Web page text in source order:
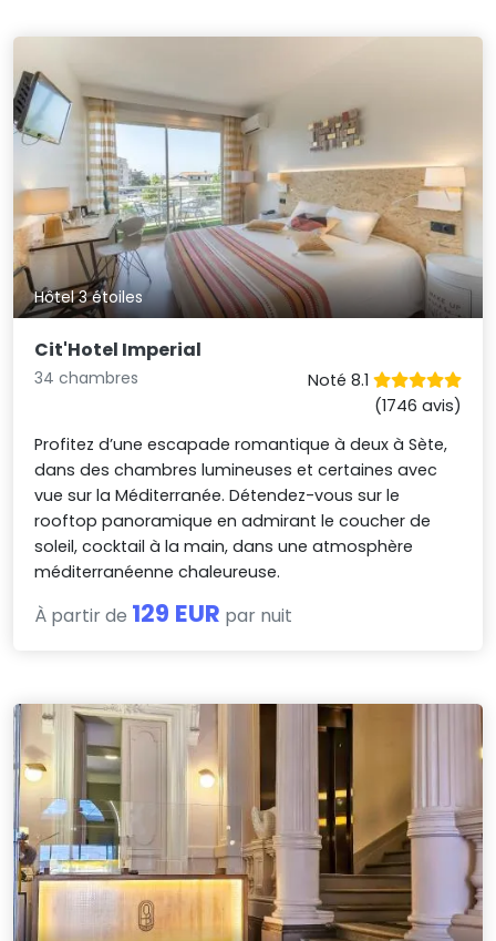
Hôtel 3 étoiles
Cit'Hotel Imperial
34 chambres
Noté 8.1
(1746 avis)
Profitez d’une escapade romantique à deux à Sète,
dans des chambres lumineuses et certaines avec
vue sur la Méditerranée. Détendez-vous sur le
rooftop panoramique en admirant le coucher de
soleil, cocktail à la main, dans une atmosphère
méditerranéenne chaleureuse.
À partir de 129 EUR par nuit